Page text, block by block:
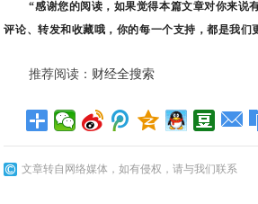
“感谢您的阅读，如果觉得本篇文章对你来说
评论、转发和收藏哦，你的每一个支持，都是我们
推荐阅读： 财经全搜索
文章转自网络媒体，如有侵权，请与我们联系